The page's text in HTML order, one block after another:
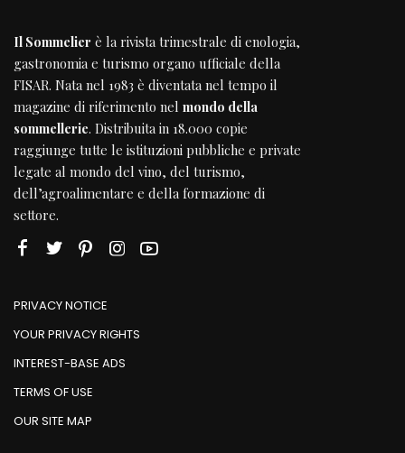
Il Sommelier è la rivista trimestrale di enologia,
gastronomia e turismo organo ufficiale della
FISAR. Nata nel 1983 è diventata nel tempo il
magazine di riferimento nel mondo della
sommellerie. Distribuita in 18.000 copie
raggiunge tutte le istituzioni pubbliche e private
legate al mondo del vino, del turismo,
dell’agroalimentare e della formazione di
settore.
PRIVACY NOTICE
YOUR PRIVACY RIGHTS
INTEREST-BASE ADS
TERMS OF USE
OUR SITE MAP